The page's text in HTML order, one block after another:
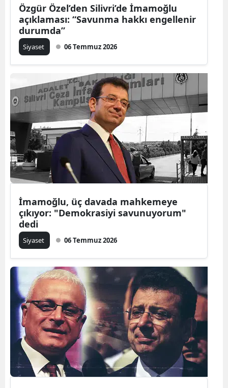
Özgür Özel’den Silivri’de İmamoğlu
açıklaması: “Savunma hakkı engellenir
durumda”
Siyaset 06 Temmuz 2026
İmamoğlu, üç davada mahkemeye
çıkıyor: "Demokrasiyi savunuyorum"
dedi
Siyaset 06 Temmuz 2026